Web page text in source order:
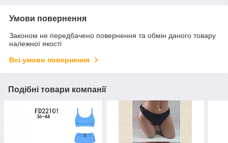
Умови повернення
Законом не передбачено повернення та обмін даного товару
належної якості
Всі умови повернення
Подібні товари компанії